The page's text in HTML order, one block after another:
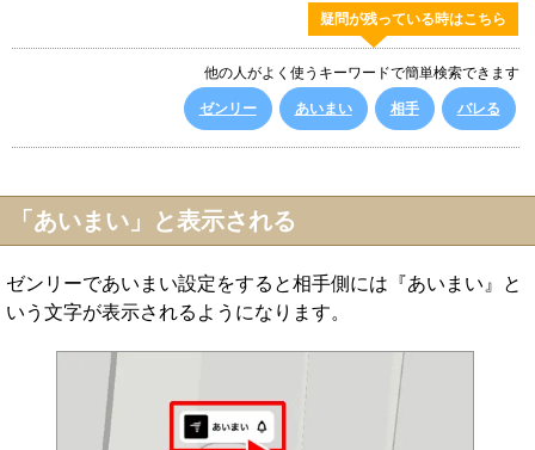
疑問が残っている時はこちら
他の人がよく使うキーワードで簡単検索できます
ゼンリー あいまい 相手 バレる
「あいまい」と表示される
ゼンリーであいまい設定をすると相手側には『あいまい』と
いう文字が表示されるようになります。